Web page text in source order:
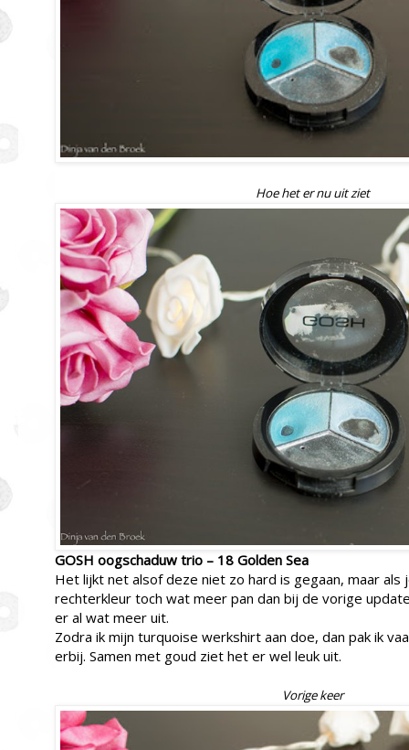
Hoe het er nu uit ziet
GOSH oogschaduw trio – 18 Golden Sea
Het lijkt net alsof deze niet zo hard is gegaan, maar als
rechterkleur toch wat meer pan dan bij de vorige
er al wat meer uit.
Zodra ik mijn turquoise werkshirt aan doe, dan pak ik
erbij. Samen met goud ziet het er wel leuk uit.
Vorige keer